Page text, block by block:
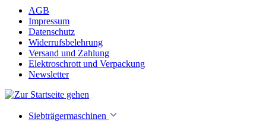
AGB
Impressum
Datenschutz
Widerrufsbelehrung
Versand und Zahlung
Elektroschrott und Verpackung
Newsletter
Siebträgermaschinen